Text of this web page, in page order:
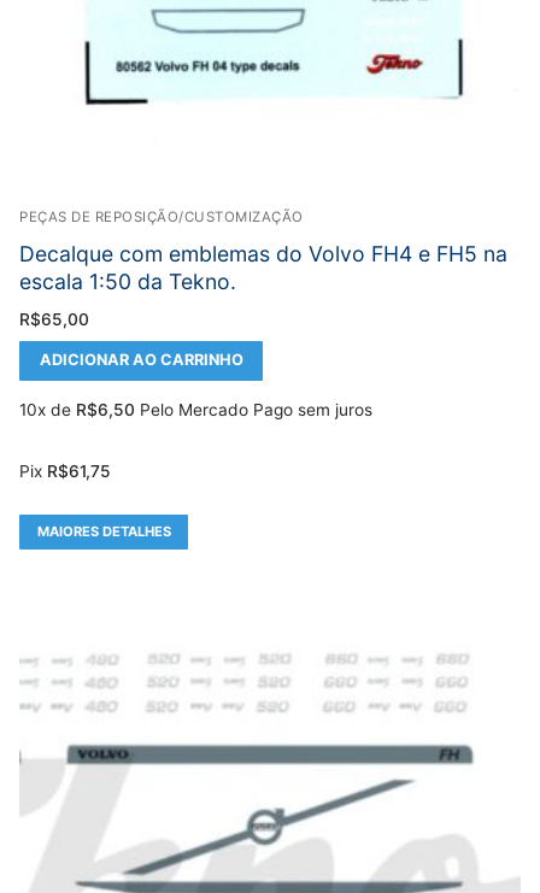
PEÇAS DE REPOSIÇÃO/CUSTOMIZAÇÃO
Decalque com emblemas do Volvo FH4 e FH5 na
escala 1:50 da Tekno.
R$65,00
ADICIONAR AO CARRINHO
10x de R$6,50 Pelo Mercado Pago sem juros
Pix R$61,75
MAIORES DETALHES